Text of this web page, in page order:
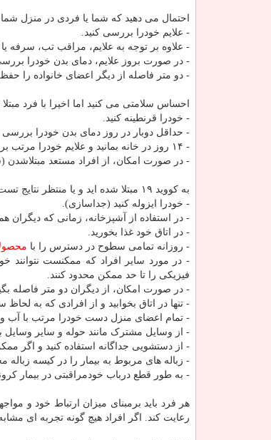
احتمال می دهید که شما یا فردی در منزل شما با بیمار مبتلا
- علایم خودرا بررسی کنید.
- علاوه بر توجه به علایم، مراقب تب، سرفه
- در صورت بروز علایم، دمای بدن خودرا
- دو متر فاصله از دیگر اعضای خانواده را
احساس سلامتی می کنید اما اخیرا با فرد
- خودرا قرنطینه کنید.
- حداقل دوبار در روز دمای بدن خودرا بررسی
- ۱۴ روز در خانه بمانید و علایم خودرا مرتب بررسی کنید.
- در صورت امکان، از افراد مستعد مبتلاشدن
به کووید ۱۹ مبتلا شده اید و یا منتظر نتایج تست تشخیصی کرونا هستید و یا علائمی مانند سرفه، تب یا تنگی نفس دارید:
- خودرا ایزوله کنید (جداسازی).
- در استفاده از آشپزخانه، زمانی که دیگران
- در اتاق خود غذا بخورید.
- روزانه تمامی سطوح در دسترس را با
- در مورد سایر افراد که ممکنست نتوانند
فیزیکی را تا حد ممکن محدود کنند.
- در صورت امکان، از دیگران دو متر فاصله
- تنها در اتاق بخوابید و از افرادی که به
- تمام اعضای منزل دست خودرا مرتب با آب و صابون به مدت ۲۰ ثانیه بشویند (به ویژه اگر
- از وسایل مشترک مانند حوله و سایر وسایل
- از دستشویی جداگانه استفاده کنید و اگر
- زباله های مربوط به بیمار را در کیسه زباله
- به طور قطع درباب خودمراقبتی در بیمار
هر فرد باید برمبنای میزان ارتباط خود و
رعایت کند. اگر افراد هیچ گونه تجربه ای